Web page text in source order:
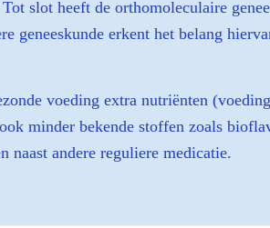
slot heeft de orthomoleculaire
geneeskunde erkent het belang
voeding extra nutriënten
minder bekende stoffen zoals
naast andere reguliere medicatie.